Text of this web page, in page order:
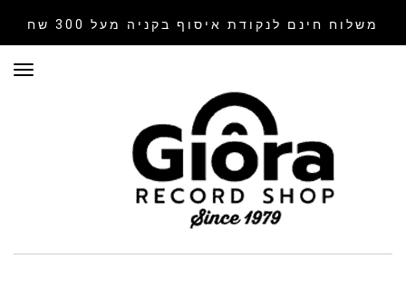
משלוח חינם לנקודת איסוף בקניה מעל 300 שח